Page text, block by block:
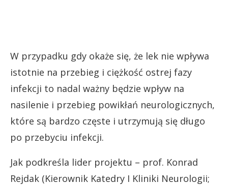
W przypadku gdy okaże się, że lek nie wpływa
istotnie na przebieg i ciężkość ostrej fazy
infekcji to nadal ważny będzie wpływ na
nasilenie i przebieg powikłań neurologicznych,
które są bardzo częste i utrzymują się długo
po przebyciu infekcji.
Jak podkreśla lider projektu – prof. Konrad
Rejdak (Kierownik Katedry I Kliniki Neurologii;